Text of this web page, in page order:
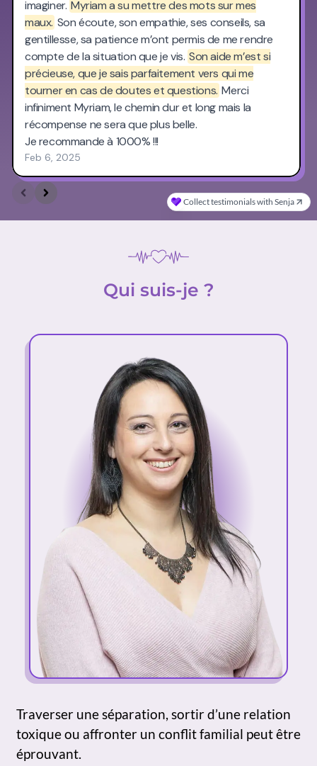
Qui suis-je ?
Traverser une séparation, sortir d’une relation
toxique ou affronter un conflit familial peut être
éprouvant.